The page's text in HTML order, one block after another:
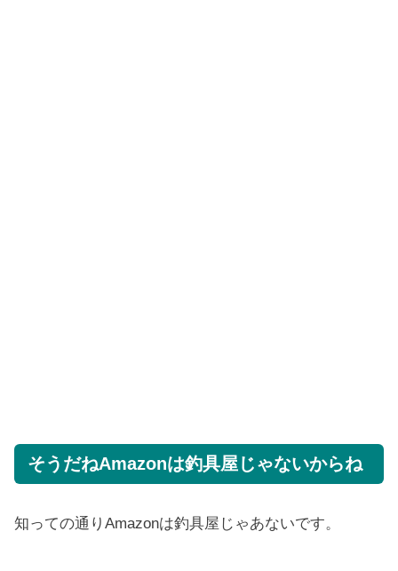
そうだねAmazonは釣具屋じゃないからね
知っての通りAmazonは釣具屋じゃあないです。